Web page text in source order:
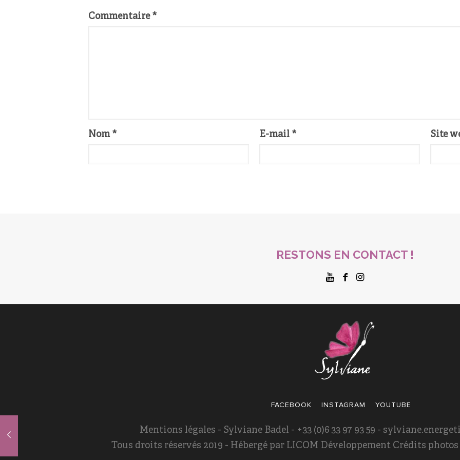
Commentaire*
Nom * E-mail * Site
RESTONS EN CONTACT !
FACEBOOK INSTAGRAM YOUTUBE
Mentions légales - Sylviane Badel - +33 (0)6 33 97 93 59 -
Tous droits réservés 2019 - Hébergé par LICOM Développement Crédits photos